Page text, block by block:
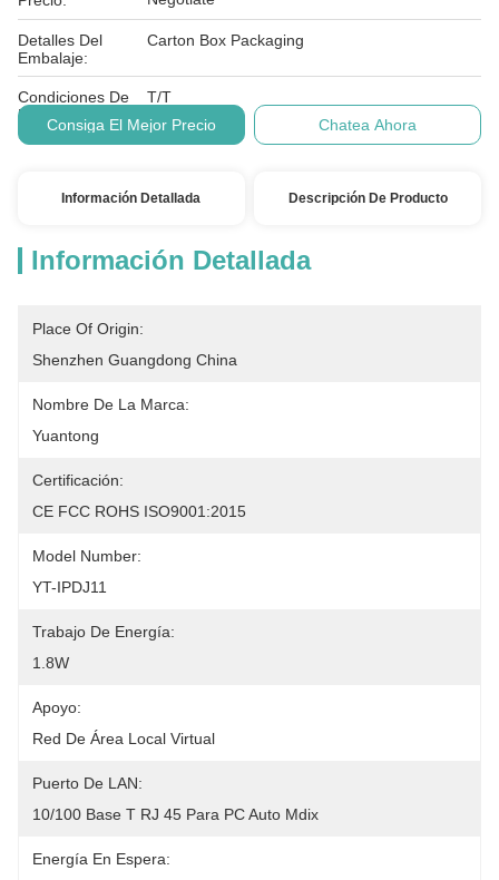
Detalles Del
Embalaje:
Carton Box Packaging
Condiciones De
Pago:
T/T
Consiga El Mejor Precio
Chatea Ahora
Información Detallada Descripción De Producto
Información Detallada
Place Of Origin:
Shenzhen Guangdong China
Nombre De La Marca:
Yuantong
Certificación:
CE FCC ROHS ISO9001:2015
Model Number:
YT-IPDJ11
Trabajo De Energía:
1.8W
Apoyo:
Red De Área Local Virtual
Puerto De LAN:
10/100 Base T RJ 45 Para PC Auto Mdix
Energía En Espera: